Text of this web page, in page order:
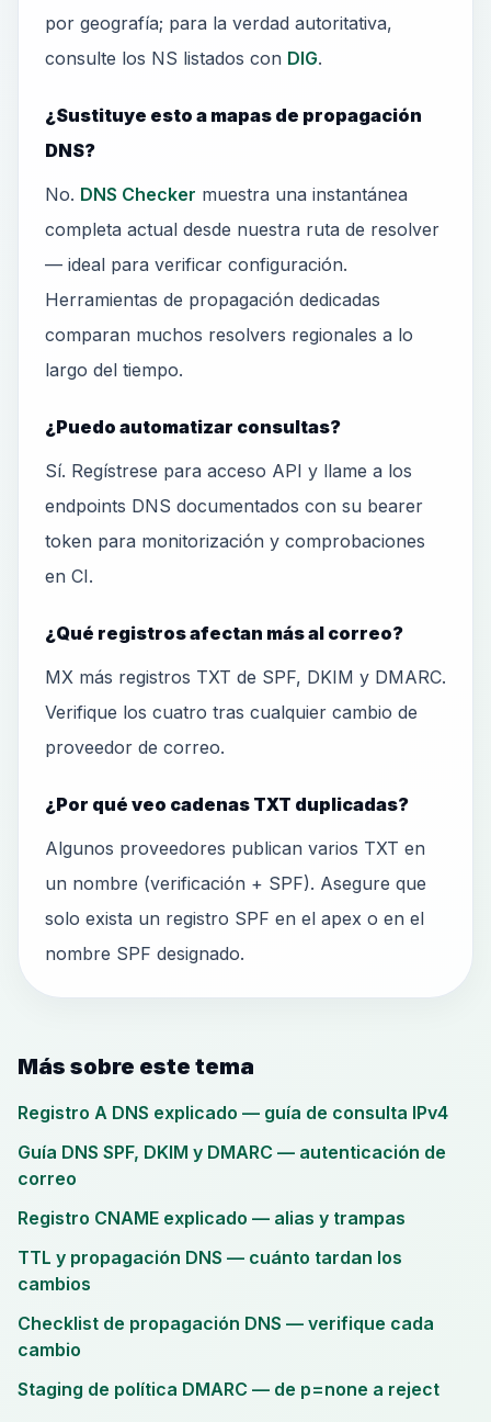
por geografía; para la verdad autoritativa,
consulte los NS listados con DIG.
¿Sustituye esto a mapas de propagación
DNS?
No. DNS Checker muestra una instantánea
completa actual desde nuestra ruta de resolver
— ideal para verificar configuración.
Herramientas de propagación dedicadas
comparan muchos resolvers regionales a lo
largo del tiempo.
¿Puedo automatizar consultas?
Sí. Regístrese para acceso API y llame a los
endpoints DNS documentados con su bearer
token para monitorización y comprobaciones
en CI.
¿Qué registros afectan más al correo?
MX más registros TXT de SPF, DKIM y DMARC.
Verifique los cuatro tras cualquier cambio de
proveedor de correo.
¿Por qué veo cadenas TXT duplicadas?
Algunos proveedores publican varios TXT en
un nombre (verificación + SPF). Asegure que
solo exista un registro SPF en el apex o en el
nombre SPF designado.
Más sobre este tema
Registro A DNS explicado — guía de consulta IPv4
Guía DNS SPF, DKIM y DMARC — autenticación de
correo
Registro CNAME explicado — alias y trampas
TTL y propagación DNS — cuánto tardan los
cambios
Checklist de propagación DNS — verifique cada
cambio
Staging de política DMARC — de p=none a reject